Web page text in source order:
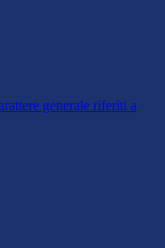
generale riferiti a